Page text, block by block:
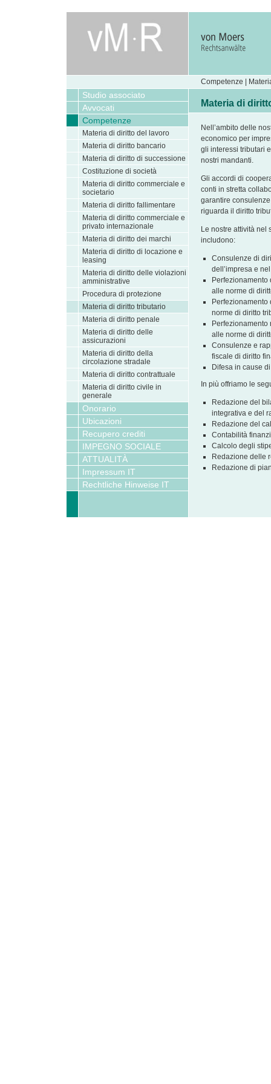
Competenze |
Studio associato
Avvocati
Competenze
Materia di diritto del lavoro
Materia di diritto bancario
Materia di diritto di successione
Costituzione di società
Materia di diritto commerciale e
societario
Materia di diritto fallimentare
Materia di diritto commerciale e
privato internazionale
Materia di diritto dei marchi
Materia di diritto di locazione e
leasing
Materia di diritto delle violazioni
amministrative
Procedura di protezione
Materia di diritto tributario
Materia di diritto penale
Materia di diritto delle
assicurazioni
Materia di diritto della
circolazione stradale
Materia di diritto contrattuale
Materia di diritto civile in
generale
Onorario
Ubicazioni
Recupero crediti
IMPEGNO SOCIALE
ATTUALITÀ
Impressum IT
Rechtliche Hinweise IT
Materia di
Nell’ambito delle
economico per
gli interessi tributari
nostri mandanti.
Gli accordi di
conti in stretta
garantire
riguarda il diritto
Le nostre attività nel
includono:
Consulenze di
dell’impresa e
alle norme di
Perfezionamento
norme di diritto
alle norme di
Consulenze e
fiscale di diritto
Difesa in cause
In più offriamo le
Redazione del
integrativa e del
Redazione del
Contabilità
Calcolo degli
Redazione delle
Redazione di